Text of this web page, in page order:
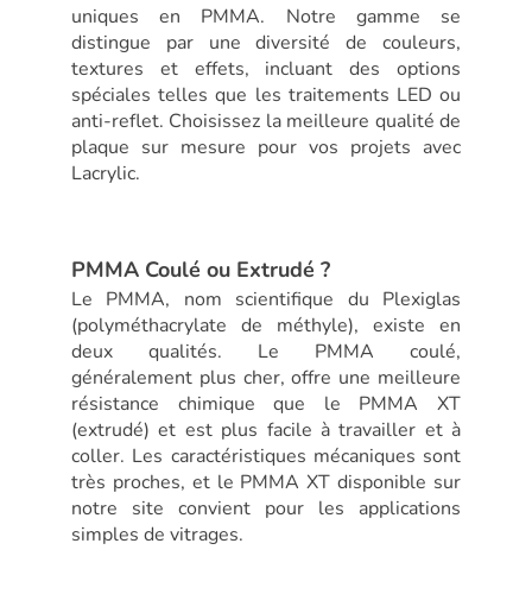
uniques en PMMA. Notre gamme se
distingue par une diversité de couleurs,
textures et effets, incluant des options
spéciales telles que les traitements LED ou
anti-reflet. Choisissez la meilleure qualité de
plaque sur mesure pour vos projets avec
Lacrylic.
PMMA Coulé ou Extrudé ?
Le PMMA, nom scientifique du Plexiglas
(polyméthacrylate de méthyle), existe en
deux qualités. Le PMMA coulé,
généralement plus cher, offre une meilleure
résistance chimique que le PMMA XT
(extrudé) et est plus facile à travailler et à
coller. Les caractéristiques mécaniques sont
très proches, et le PMMA XT disponible sur
notre site convient pour les applications
simples de vitrages.